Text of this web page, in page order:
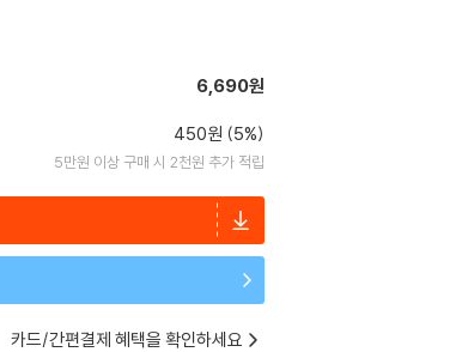
6,690원
450원 (5%)
5만원 이상 구매 시 2천원 추가 적립
카드/간편결제 혜택을 확인하세요